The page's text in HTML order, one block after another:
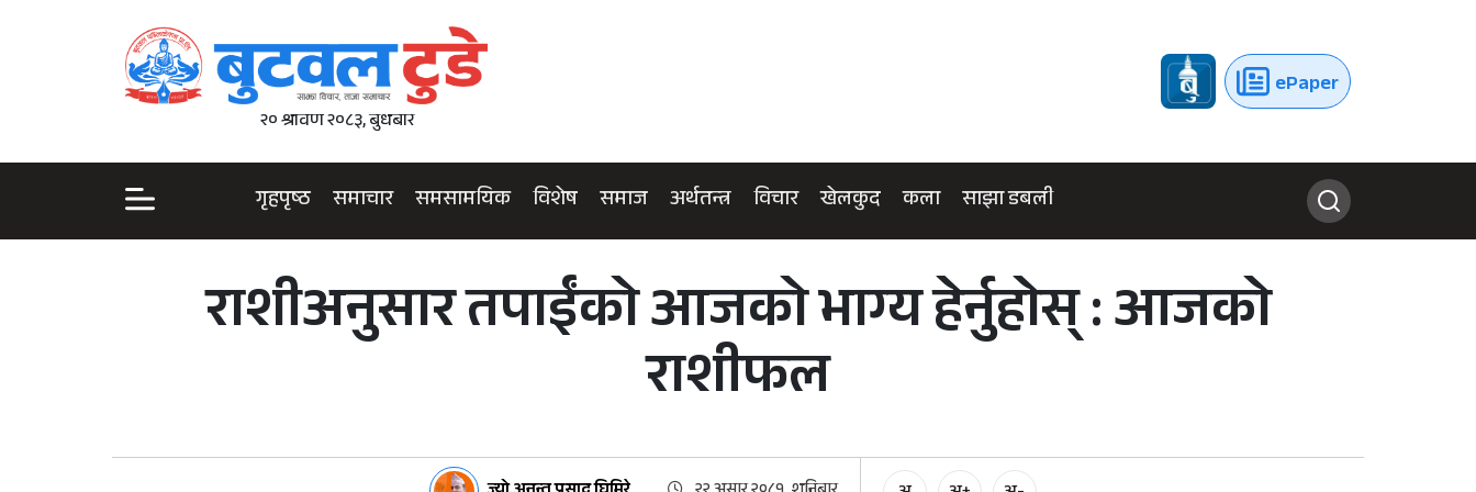
२० श्रावण २०८३, बुधबार
ePaper
गृहपृष्ठ समाचार समसामयिक विशेष समाज अर्थतन्त्र विचार खेलकुद कला साझा डबली
राशीअनुसार तपाईंको आजको भाग्य हेर्नुहोस् : आजको
राशीफल